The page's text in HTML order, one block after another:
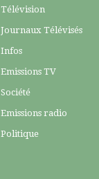
Télévision
Journaux Télévisés
Infos
Emissions TV
Société
Emissions radio
Politique